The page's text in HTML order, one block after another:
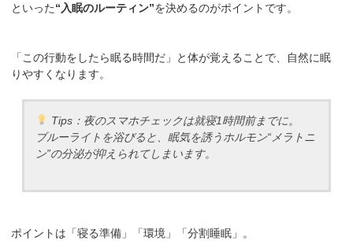
といった“入眠のルーティン”を決めるのがポイントです。
「この行動をしたら眠る時間だ」と体が覚えることで、自然に眠
りやすくなります。
Tips：夜のスマホチェックは就寝1時間前までに。
ブルーライトを浴びると、眠気を誘うホルモン“メラトニ
ン”の分泌が抑えられてしまいます。
ポイントは「寝る準備」「環境」「分割睡眠」。